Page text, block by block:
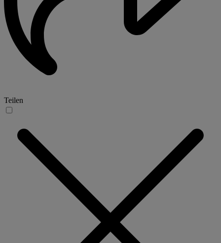
Teilen